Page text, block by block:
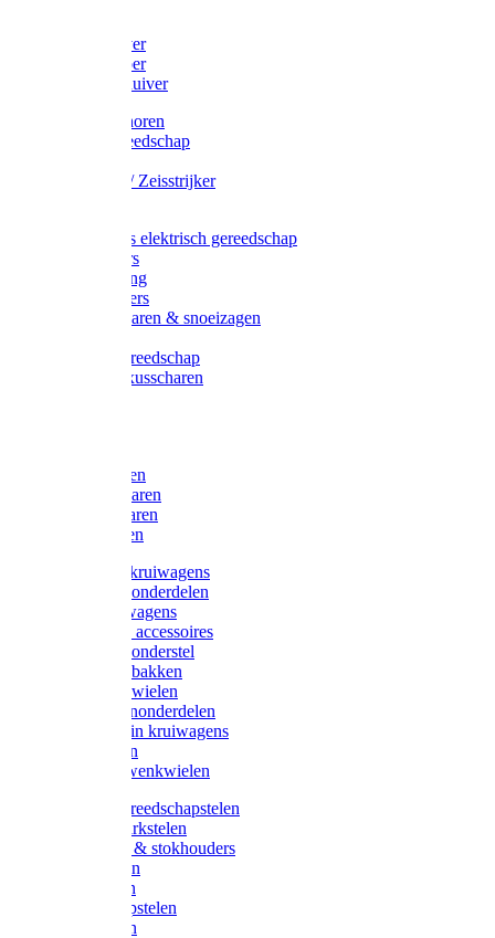
Mestschuiver
Mestschraper
Sneeuwschuiver
Zeis toebehoren
Baggergereedschap
Wetstenen / Zeisstrijker
Accessoires elektrisch gereedschap
Grasmaaiers
Tuinreiniging
Robotmaaiers
Heggenscharen & snoeizagen
Klussen gereedschap
Gras & buxusscharen
Snoeischaren
Heggenscharen
Takkenscharen
Snoeimessen
Landbouwkruiwagens
Kruiwagenonderdelen
Bouwkruiwagens
Kruiwagen accessoires
Kruiwagenonderstel
Kruiwagenbakken
Kruiwagenwielen
Steekwagenonderdelen
Huis en Tuin kruiwagens
Steekwagen
Bok- en Zwenkwielen
Overige gereedschapstelen
Bezem-/Harkstelen
Handvaten & stokhouders
Hamerstelen
Spadestelen
Graanschopstelen
Schopstelen